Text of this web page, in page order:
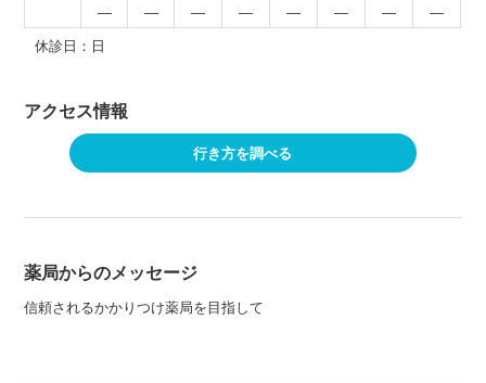
―
― ― ― ― ― ―
―
休診日：日
アクセス情報
行き方を調べる
薬局からのメッセージ
信頼されるかかりつけ薬局を目指して